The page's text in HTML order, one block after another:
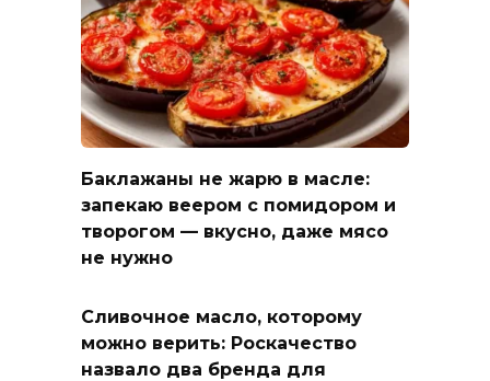
Баклажаны не жарю в масле:
запекаю веером с помидором и
творогом — вкусно, даже мясо
не нужно
Сливочное масло, которому
можно верить: Роскачество
назвало два бренда для